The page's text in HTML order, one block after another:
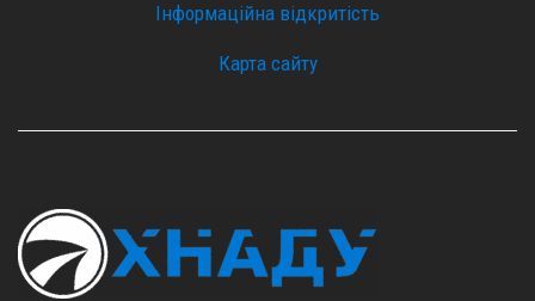
Інформаційна відкритість
Карта сайту